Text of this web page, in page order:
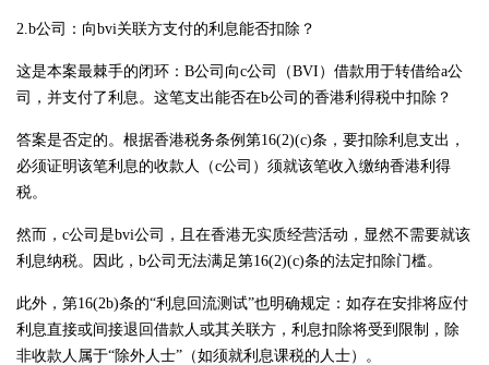
2.b公司：向bvi关联方支付的利息能否扣除？
这是本案最棘手的闭环：B公司向c公司（BVI）借款用于转借给a公
司，并支付了利息。这笔支出能否在b公司的香港利得税中扣除？
答案是否定的。根据香港税务条例第16(2)(c)条，要扣除利息支出，
必须证明该笔利息的收款人（c公司）须就该笔收入缴纳香港利得
税。
然而，c公司是bvi公司，且在香港无实质经营活动，显然不需要就该
利息纳税。因此，b公司无法满足第16(2)(c)条的法定扣除门槛。
此外，第16(2b)条的“利息回流测试”也明确规定：如存在安排将应付
利息直接或间接退回借款人或其关联方，利息扣除将受到限制，除
非收款人属于“除外人士”（如须就利息课税的人士）。